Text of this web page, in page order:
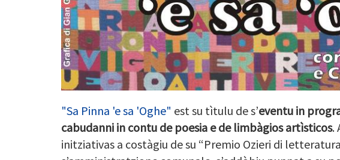
"Sa Pinna 'e sa 'Oghe" est su tìtulu de s’eventu in
cabudanni in contu de poesia e de limbàgios artìsticos.
initziativas a costàgiu de su “Premio Ozieri di